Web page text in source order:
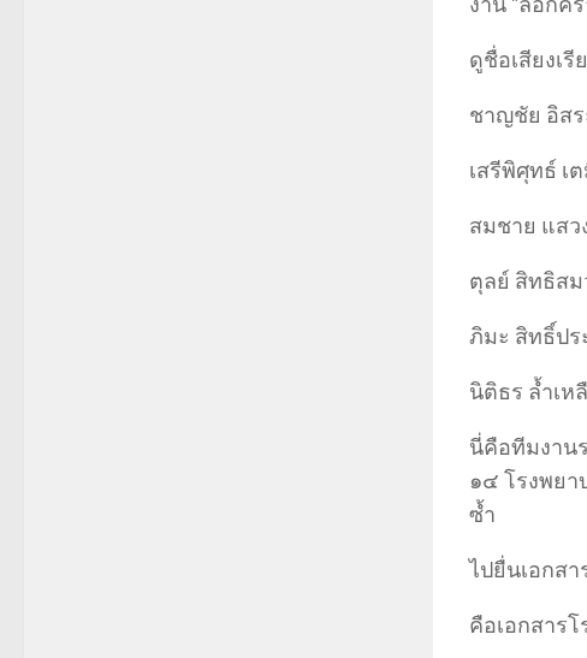
ดูชื่อเสียงเ
ชาญชัย อิสร
เสรีพิศุทธ์ เ
สมชาย แสว
ตุลย์ สิทธิสม
ภิมะ สิทธิ์ปร
นิติธร ล้ำเห
นี่คือทีมงาน
๑๔ โรงพย
ซ้
ไปยื่นเอกส
คือเอกสาร